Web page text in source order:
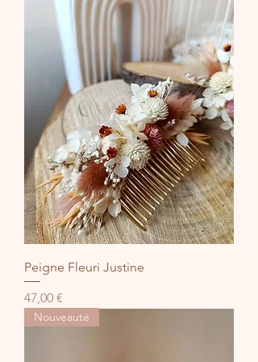
Peigne Fleuri Justine
Prix
47,00 €
Nouveauté